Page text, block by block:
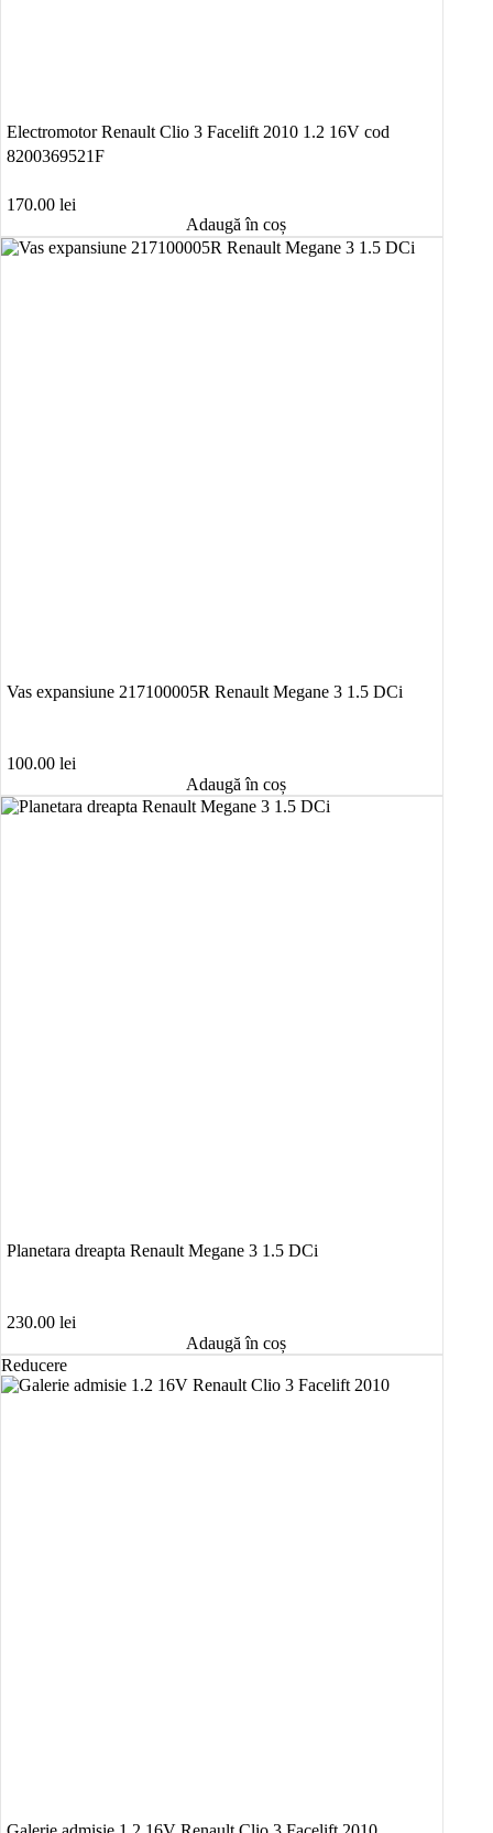
Electromotor Renault Clio 3 Facelift 2010 1.2 16V cod
8200369521F
170.00 lei
Adaugă în coș
Vas expansiune 217100005R Renault Megane 3 1.5 DCi
100.00 lei
Adaugă în coș
Planetara dreapta Renault Megane 3 1.5 DCi
230.00 lei
Adaugă în coș
Reducere